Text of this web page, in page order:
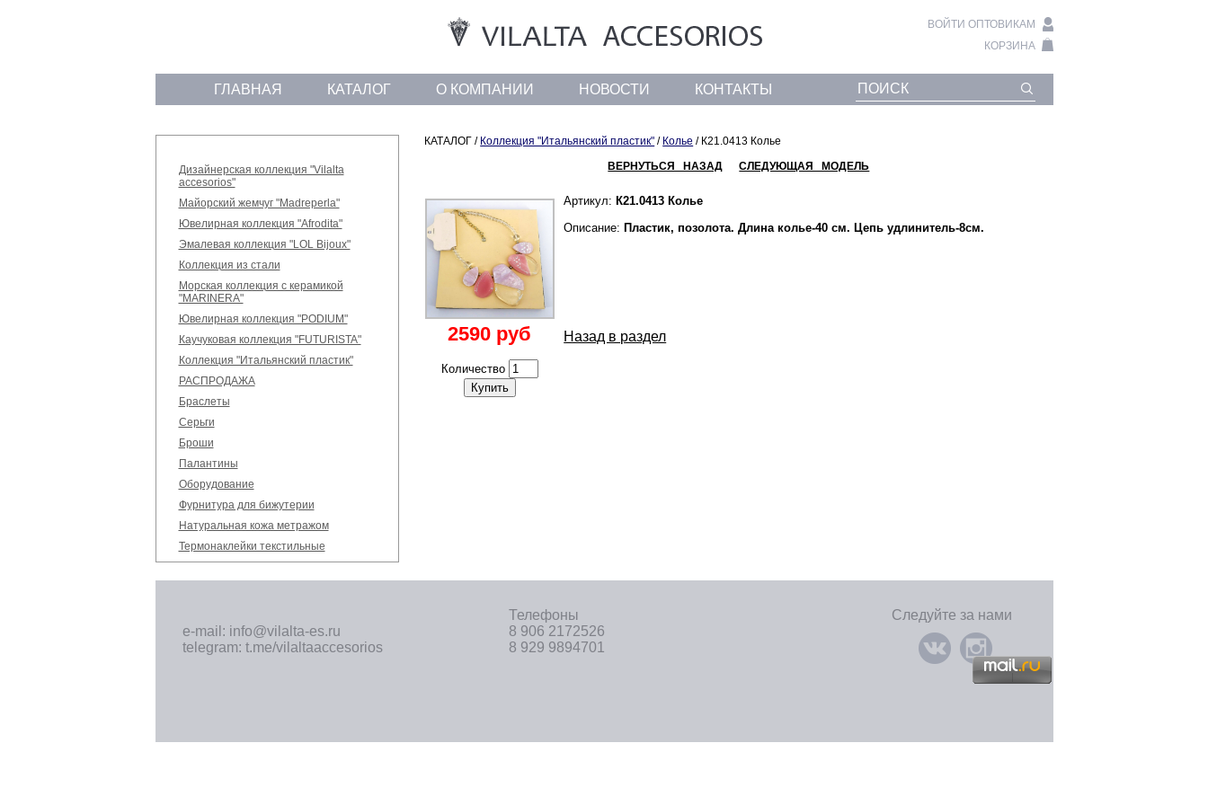
ВОЙТИ ОПТОВИКАМ
КОРЗИНА
ГЛАВНАЯ КАТАЛОГ О КОМПАНИИ НОВОСТИ КОНТАКТЫ
Дизайнерская коллекция "Vilalta
accesorios"
Майорский жемчуг "Madreperla"
Ювелирная коллекция "Afrodita"
Эмалевая коллекция "LOL Bijoux"
Коллекция из стали
Морская коллекция с керамикой
"MARINERA"
Ювелирная коллекция "PODIUM"
Каучуковая коллекция "FUTURISTA"
Коллекция "Итальянский пластик"
РАСПРОДАЖА
Браслеты
Серьги
Броши
Палантины
Оборудование
Фурнитура для бижутерии
Натуральная кожа метражом
Термонаклейки текстильные
КАТАЛОГ / Коллекция "Итальянский пластик" / Колье / К21.0413 Колье
ВЕРНУТЬСЯ НАЗАД
СЛЕДУЮЩАЯ МОДЕЛЬ
2590 руб
Количество
Купить
Артикул: К21.0413 Колье
Описание: Пластик, позолота. Длина колье-40 см. Цепь удлинитель-8см.
Назад в раздел
e-mail: info@vilalta-es.ru
telegram: t.me/vilaltaaccesorios
Телефоны
8 906 2172526
8 929 9894701
Следуйте за нами